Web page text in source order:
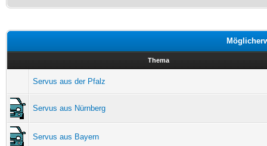
Thema
Servus aus der Pfalz
Servus aus Nürnberg
Servus aus Bayern